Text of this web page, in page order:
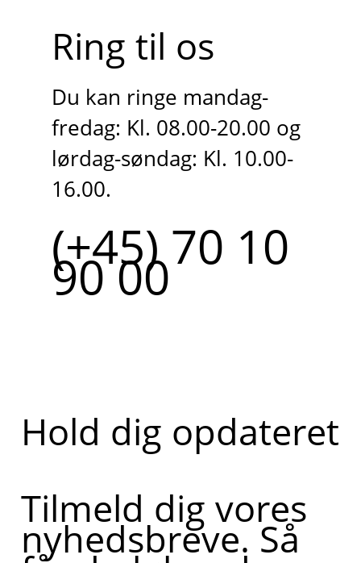
Ring til os
Du kan ringe mandag-
fredag: Kl. 08.00-20.00 og
lørdag-søndag: Kl. 10.00-
16.00.
(+45) 70 10
90 00
Hold dig opdateret
Tilmeld dig vores
nyhedsbreve. Så